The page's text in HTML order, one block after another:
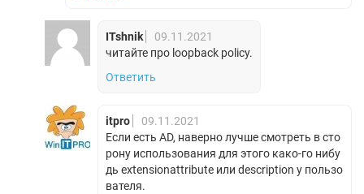
ITshnik
09.11.2021
читайте про loopback policy.
Ответить
itpro
09.11.2021
Если есть AD, наверно лучше смотреть в сто
рону использования для этого како-го нибу
дь extensionattribute или description у пользо
вателя.